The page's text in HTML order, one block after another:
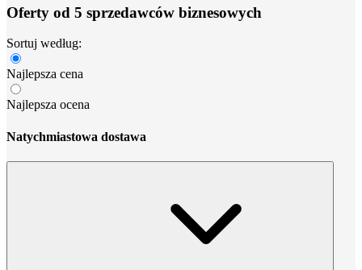
Oferty od 5 sprzedawców biznesowych
Sortuj według:
Najlepsza cena
Najlepsza ocena
Natychmiastowa dostawa